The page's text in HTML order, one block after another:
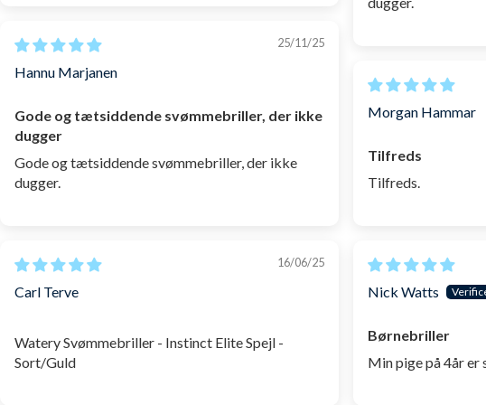
og rammer i farverne sort, samt med blå mirror
laver mindst muligt vandmodstand og som med dens behagelige
25/11/25
Hannu Marjanen
Gode og tætsiddende svømmebriller, der ikke
dugger
Gode og tætsiddende svømmebriller, der ikke
dugger.
Morgan Hammar
Tilfreds
Tilfreds.
16/06/25
Carl Terve
Watery Svømmebriller - Instinct Elite Spejl -
Sort/Guld
Nick Watts
Børnebriller
Min pige på 4år er